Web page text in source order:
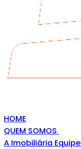
HOME
QUEM SOMOS
A Imobiliária Equipe